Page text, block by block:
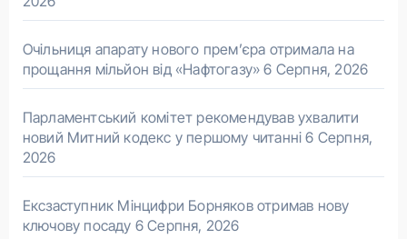
Очільниця апарату нового прем’єра отримала на
прощання мільйон від «Нафтогазу» 6 Серпня, 2026
Парламентський комітет рекомендував ухвалити
новий Митний кодекс у першому читанні 6 Серпня,
2026
Ексзаступник Мінцифри Борняков отримав нову
ключову посаду 6 Серпня, 2026